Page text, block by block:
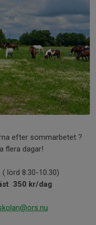
efter sommarbetet ?
flera dagar!
( lörd 8.30-10.30)
350 kr/dag